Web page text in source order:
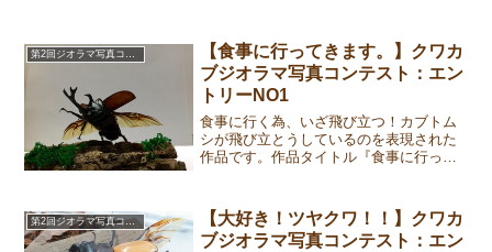
【食事に行ってきます。】クワカ
ブジオラマ写真コンテスト：エン
トリーNO1
食事に行く為、いざ飛び立つ！カブトム
シが飛び立とうしているのを表現された
作品です。作品タイトル『食事に行って
だ！と飛び立った瞬間を表現してみまし
た。応募作品①②③作成者...
第2回ジオラマ写真コンテスト
【大好き！ツヤクワ！！】クワカ
ブジオラマ写真コンテスト：エン